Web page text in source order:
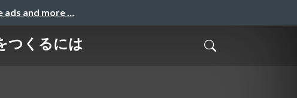
ads and more …
つくるには